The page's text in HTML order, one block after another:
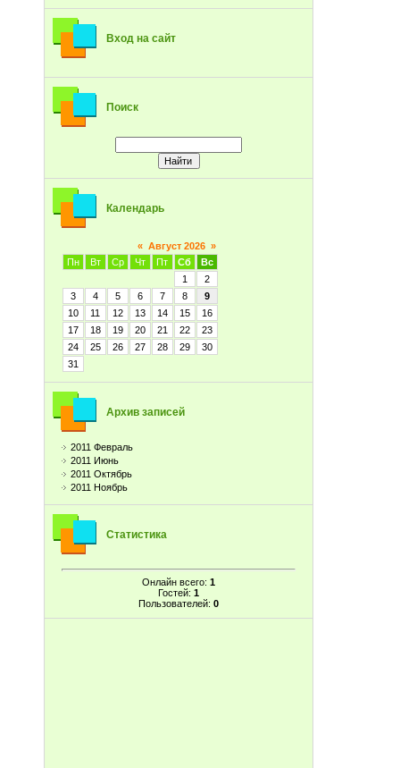
Вход на сайт
Поиск
Календарь
« Август 2026 »
Пн
Вт Ср Чт Пт Сб
Вс
1
2
3
4 5 6 7 8
9
10
11 12 13 14 15
16
17
18 19 20 21 22
23
24
25 26 27 28 29
30
31
Архив записей
2011 Февраль
2011 Июнь
2011 Октябрь
2011 Ноябрь
Статистика
Онлайн всего: 1
Гостей: 1
Пользователей: 0